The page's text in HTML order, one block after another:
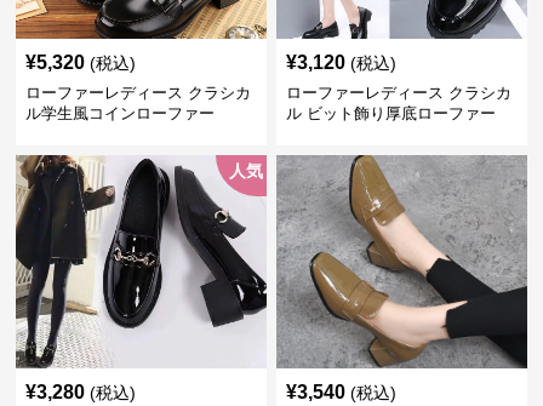
¥5,320 (税込)
ローファーレディース クラシカ
ル学生風コインローファー
¥3,120 (税込)
ローファーレディース クラシカ
ル ビット飾り厚底ローファー
人気
¥3,280 (税込) ¥3,540 (税込)